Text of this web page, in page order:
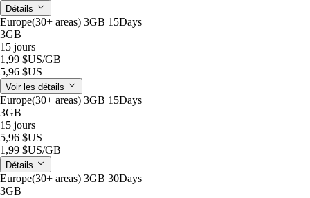
Détails
Europe(30+ areas) 3GB 15Days
3GB
15 jours
1,99 $US/GB
5,96 $US
Voir les détails
Europe(30+ areas) 3GB 15Days
3GB
15 jours
5,96 $US
1,99 $US/GB
Détails
Europe(30+ areas) 3GB 30Days
3GB